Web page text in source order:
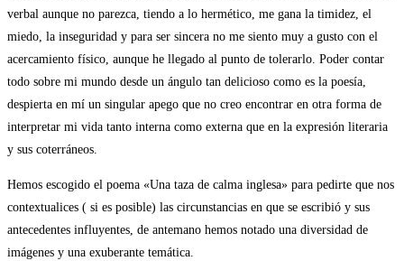
verbal aunque no parezca, tiendo a lo hermético, me gana la timidez, el
miedo, la inseguridad y para ser sincera no me siento muy a gusto con el
acercamiento físico, aunque he llegado al punto de tolerarlo. Poder contar
todo sobre mi mundo desde un ángulo tan delicioso como es la poesía,
despierta en mí un singular apego que no creo encontrar en otra forma de
interpretar mi vida tanto interna como externa que en la expresión literaria
y sus coterráneos.
Hemos escogido el poema «Una taza de calma inglesa» para pedirte que nos
contextualices ( si es posible) las circunstancias en que se escribió y sus
antecedentes influyentes, de antemano hemos notado una diversidad de
imágenes y una exuberante temática.